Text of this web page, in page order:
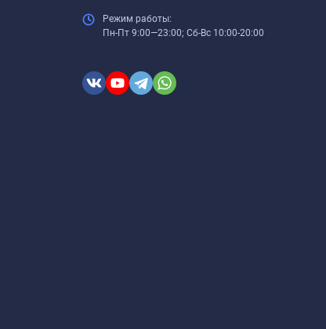
Режим работы:
Пн-Пт 9:00—23:00; Сб-Вс 10:00-20:00